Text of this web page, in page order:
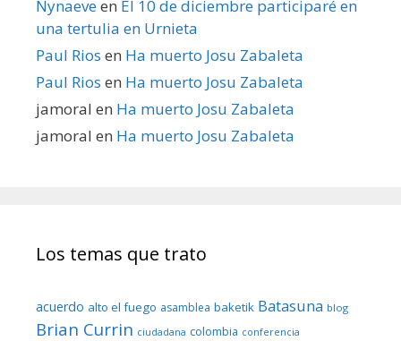
Nynaeveen El 10 de diciembre participaré en
una tertulia en Urnieta
Paul Rios en Ha muerto Josu Zabaleta
Paul Rios en Ha muerto Josu Zabaleta
jamoral en Ha muerto Josu Zabaleta
jamoral en Ha muerto Josu Zabaleta
Los temas que trato
acuerdo alto el fuego asamblea baketik Batasuna blog
Brian Currin ciudadana colombia conferencia